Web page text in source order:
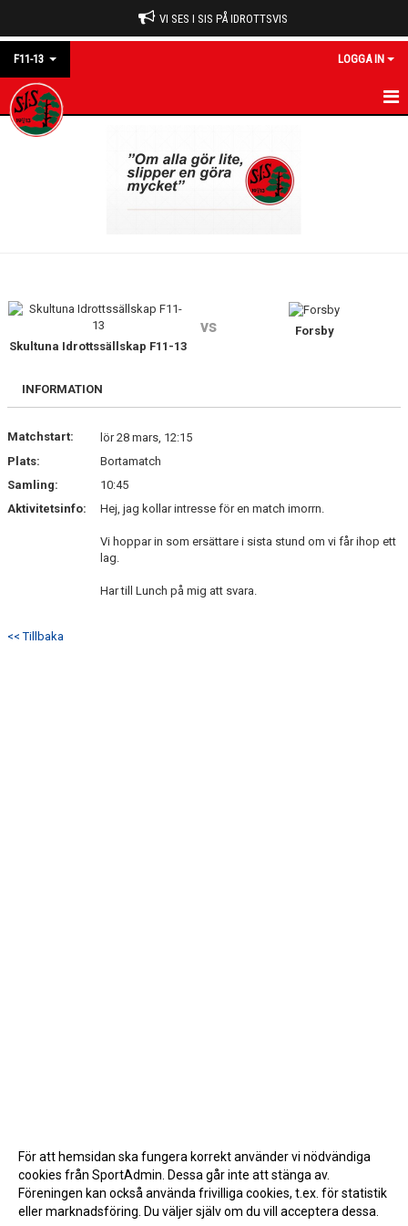
VI SES I SIS PÅ IDROTTSVIS
F11-13 LOGGA IN
F11-13
KONTAKT
Skultuna Idrottssällskap F11-13
vs Forsby
INFORMATION
Matchstart:
lör 28 mars, 12:15
Plats:
Bortamatch
Samling:
10:45
Aktivitetsinfo:
Hej, jag kollar intresse för en match imorrn.
Vi hoppar in som ersättare i sista stund om vi får ihop ett
lag.
Har till Lunch på mig att svara.
<< Tillbaka
För att hemsidan ska fungera korrekt använder vi nödvändiga
cookies från SportAdmin. Dessa går inte att stänga av.
Föreningen kan också använda frivilliga cookies, t.ex. för statistik
eller marknadsföring. Du väljer själv om du vill acceptera dessa.